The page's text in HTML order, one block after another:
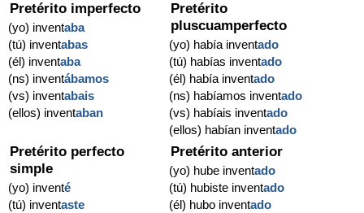
Pretérito imperfecto
(yo) inventaba
(tú) inventabas
(él) inventaba
(ns) inventábamos
(vs) inventabais
(ellos) inventaban
Pretérito
pluscuamperfecto
(yo) había inventado
(tú) habías inventado
(él) había inventado
(ns) habíamos inventado
(vs) habíais inventado
(ellos) habían inventado
Pretérito perfecto
simple
(yo) inventé
(tú) inventaste
Pretérito anterior
(yo) hube inventado
(tú) hubiste inventado
(él) hubo inventado